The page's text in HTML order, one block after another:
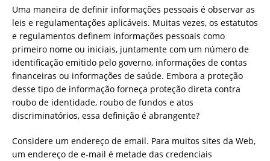
Uma maneira de definir informações pessoais é observar as
leis e regulamentações aplicáveis. Muitas vezes, os estatutos
e regulamentos definem informações pessoais como
primeiro nome ou iniciais, juntamente com um número de
identificação emitido pelo governo, informações de contas
financeiras ou informações de saúde. Embora a proteção
desse tipo de informação forneça proteção direta contra
roubo de identidade, roubo de fundos e atos
discriminatórios, essa definição é abrangente?
Considere um endereço de email. Para muitos sites da Web,
um endereço de e-mail é metade das credenciais